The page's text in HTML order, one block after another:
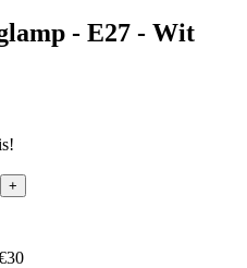
- E27 - Wit
+